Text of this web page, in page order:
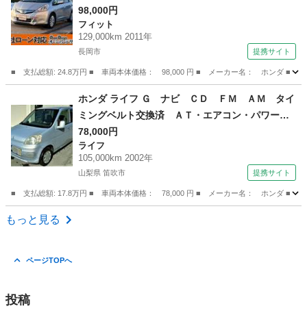
ズコントロール スマートキー キーレス ディ
スチャージドランプ 盗難防止装置 頸部衝撃緩
和ヘッドレスト （車検整備付）
98,000円
フィット
129,000km 2011年
長岡市 提携サイト
■ 支払総額: 24.8万円 ■ 車両本体価格： 98,000 円 ■ メーカー名： ホンダ ■ 車
フィット
ホンダ ライフ Ｇ ナビ ＣＤ ＦＭ ＡＭ タイ
ミングベルト交換済 ＡＴ・エアコン・パワーウ
ィンドウ・Ｗエアバッグ・衝突安全ボディー Ｕ
Ｖカットガラス プライバシーガラス・外装傷
（検8.11）
78,000円
ライフ
105,000km 2002年
山梨県 笛吹市 提携サイト
■ 支払総額: 17.8万円 ■ 車両本体価格： 78,000 円 ■ メーカー名： ホンダ ■
山梨 笛吹市
もっと見る
ページTOPへ
投稿